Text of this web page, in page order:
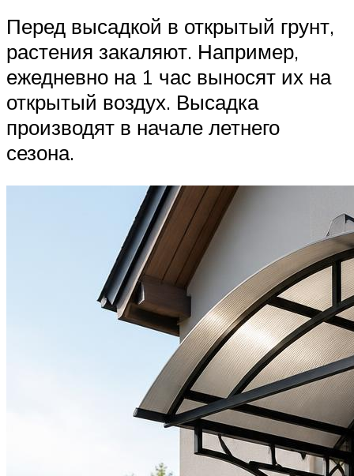
Перед высадкой в открытый грунт,
растения закаляют. Например,
ежедневно на 1 час выносят их на
открытый воздух. Высадка
производят в начале летнего
сезона.